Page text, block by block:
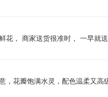
花， 商家送货很准时， 一早就
，花瓣饱满水灵，配色温柔又